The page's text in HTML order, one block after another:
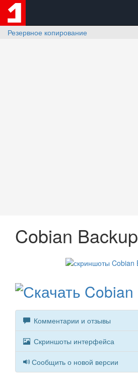
Резервное копирование
Cobian Backup
Комментарии и отзывы
Скриншоты интерфейса
Сообщить о новой версии